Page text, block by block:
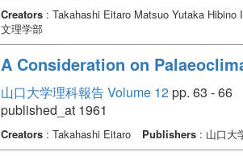
Creators: Takahashi Eitaro Matsuo Yutaka
文理学部
A Consideration on
山口大学理科報告 Volume 12pp. 63 - 66
published_at 1961
Creators: Takahashi Eitaro Publishers: 山口大